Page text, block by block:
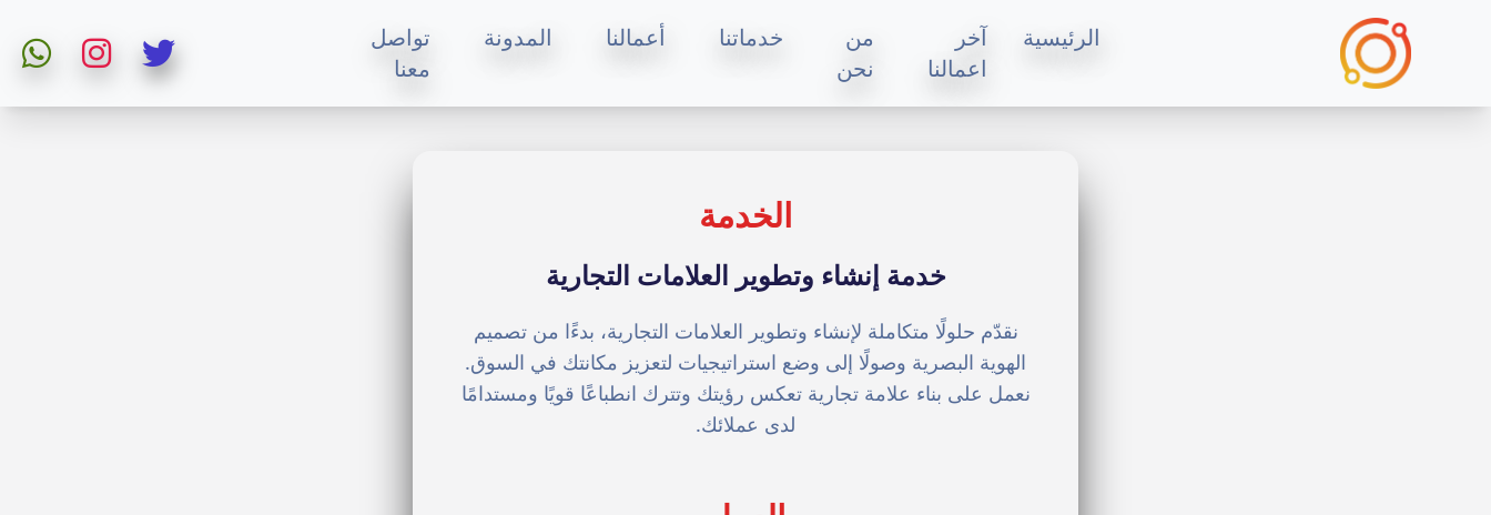
الرئيسية
آخر
اعمالنا
من
نحن
خدماتنا أعمالنا المدونة
تواصل
معنا
الخدمة
خدمة إنشاء وتطوير العلامات التجارية
نقدّم حلولًا متكاملة لإنشاء وتطوير العلامات التجارية، بدءًا من تصميم
الهوية البصرية وصولًا إلى وضع استراتيجيات لتعزيز مكانتك في السوق.
نعمل على بناء علامة تجارية تعكس رؤيتك وتترك انطباعًا قويًا ومستدامًا
لدى عملائك.